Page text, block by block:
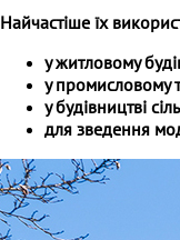
Найчастіше їх
у житловому
у промисловому
у будівництві
для зведення